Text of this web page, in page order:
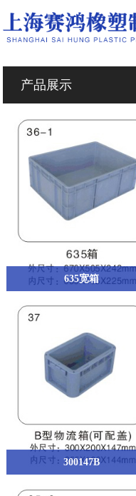
产品展示
635宽箱
300147B